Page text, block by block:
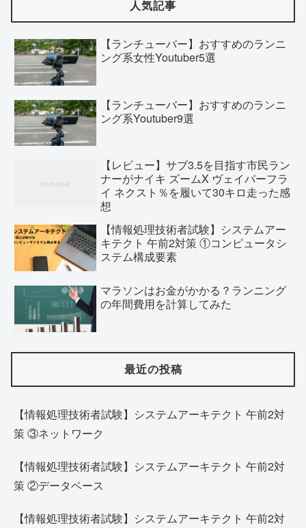
人気記事
【ランチューバー】おすすめのランニ
ング系女性Youtuber5選
【ランチューバー】おすすめのランニ
ング系Youtuber9選
【レビュー】サブ3.5を目指す市民ラン
ナーがナイキ ズームX ヴェイパーフラ
イ ネクスト％を履いて30キロ走った感
想
【情報処理技術者試験】システムアー
キテクト 午前2対策 ①コンピュータシ
ステム構成要素
マラソンはお金がかかる？ランニング
の年間費用を計算してみた
最近の投稿
【情報処理技術者試験】システムアーキテクト 午前2対
策 ③ネットワーク
【情報処理技術者試験】システムアーキテクト 午前2対
策 ②データベース
【情報処理技術者試験】システムアーキテクト 午前2対